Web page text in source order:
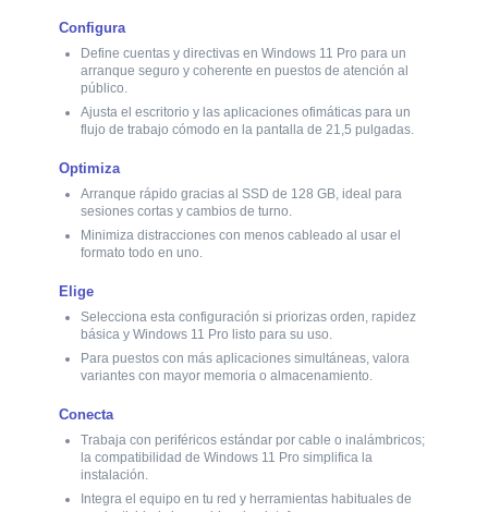
público.
Ajusta el escritorio y las aplicaciones ofimáticas para un
flujo de trabajo cómodo en la pantalla de 21,5 pulgadas.
Optimiza
Arranque rápido gracias al SSD de 128 GB, ideal para
Minimiza distracciones con menos cableado al usar el
formato todo en uno.
Elige
Selecciona esta configuración si priorizas orden, rapidez
Para puestos con más aplicaciones simultáneas, valora
variantes con mayor memoria o almacenamiento.
Conecta
Trabaja con periféricos estándar por cable o inalámbricos;
instalación.
Integra el equipo en tu red y herramientas habituales de
productividad sin cambios de plataforma.
Configura
Define cuentas y directivas en Windows 11 Pro para un
arranque seguro y coherente en puestos de atención al
público.
Ajusta el escritorio y las aplicaciones ofimáticas para un
flujo de trabajo cómodo en la pantalla de 21,5 pulgadas.
Optimiza
Arranque rápido gracias al SSD de 128 GB, ideal para
sesiones cortas y cambios de turno.
Minimiza distracciones con menos cableado al usar el
formato todo en uno.
Elige
Selecciona esta configuración si priorizas orden, rapidez
básica y Windows 11 Pro listo para su uso.
Para puestos con más aplicaciones simultáneas, valora
variantes con mayor memoria o almacenamiento.
Conecta
Trabaja con periféricos estándar por cable o inalámbricos;
la compatibilidad de Windows 11 Pro simplifica la
instalación.
Integra el equipo en tu red y herramientas habituales de